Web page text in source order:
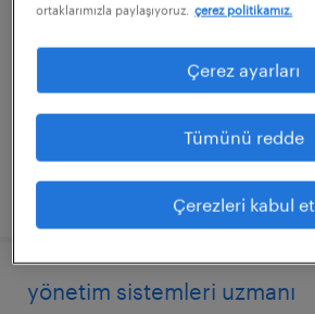
bursa, bursa
sürekli
yayınlama tarihi 20 temmuz 2026
yönetim sistemleri uzmanı
ortaklarımızla paylaşıyoruz.
çerez politikamız.
Çerez ayarları
Tümünü redde
Çerezleri kabul et